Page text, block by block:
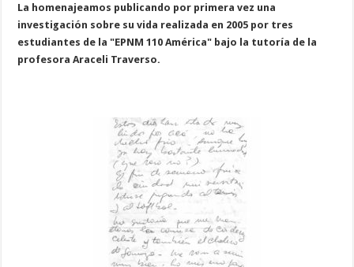
La homenajeamos publicando por primera vez una
investigación sobre su vida realizada en 2005 por tres
estudiantes de la "EPNM 110 América" bajo la tutoría de la
profesora Araceli Traverso.